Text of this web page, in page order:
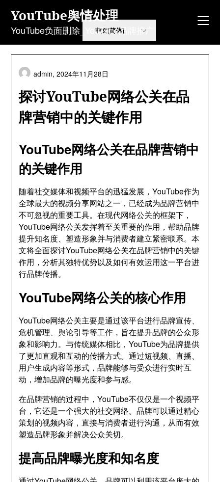
content
YouTube舆情处理
YouTube负面删除_YouTube品牌推广
探讨YouTube网络公关在品
牌营销中的关键作用
admin,2024年11月28日
YouTube网络公关在品牌营销中
的关键作用
随着社交媒体和视频平台的迅猛发展，YouTube作为
全球最大的视频分享网站之一，已经成为品牌营销中
不可忽视的重要工具。在现代网络公关的框架下，
YouTube网络公关发挥着至关重要的作用，帮助品牌
提升知名度、塑造形象并与消费者建立紧密联系。本
文将全面探讨YouTube网络公关在品牌营销中的关键
作用，分析其独特优势以及如何有效运用这一平台进
行品牌传播。
YouTube网络公关的核心作用
YouTube网络公关主要是通过该平台进行品牌宣传、
危机管理、舆论引导等工作，旨在提升品牌的公众形
象和影响力。与传统媒体相比，YouTube为品牌提供
了更加直观和互动的传播方式。通过短视频、直播、
用户生成内容等形式，品牌能够与受众进行实时互
动，增加品牌的曝光度和参与感。
在品牌营销的过程中，YouTube不仅仅是一个视频平
台，它还是一个强大的社交网络。品牌可以通过精心
策划的视频内容，直接与消费者进行沟通，从而有效
塑造品牌形象并解决公众关切。
提高品牌曝光度和知名度